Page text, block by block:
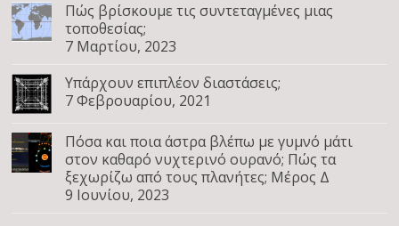
Πώς βρίσκουμε τις συντεταγμένες μιας
τοποθεσίας;
7 Μαρτίου, 2023
Υπάρχουν επιπλέον διαστάσεις;
7 Φεβρουαρίου, 2021
Πόσα και ποια άστρα βλέπω με γυμνό μάτι
στον καθαρό νυχτερινό ουρανό; Πώς τα
ξεχωρίζω από τους πλανήτες; Μέρος Δ
9 Ιουνίου, 2023